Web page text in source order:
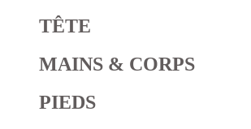
TÊTE
MAINS & CORPS
PIEDS